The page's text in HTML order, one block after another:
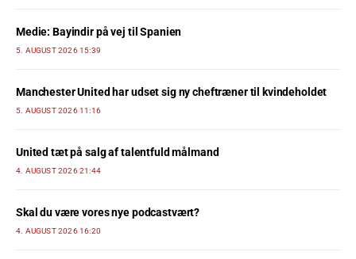
Medie: Bayindir på vej til Spanien
5. AUGUST 2026 15:39
Manchester United har udset sig ny cheftræner til kvindeholdet
5. AUGUST 2026 11:16
United tæt på salg af talentfuld målmand
4. AUGUST 2026 21:44
Skal du være vores nye podcastvært?
4. AUGUST 2026 16:20